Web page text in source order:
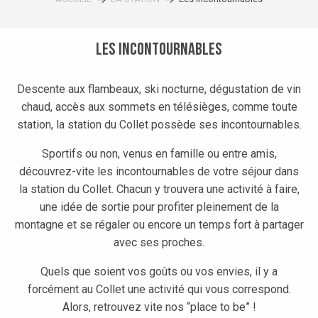
Les incontournables
Descente aux flambeaux, ski nocturne, dégustation de vin
chaud, accès aux sommets en télésièges, comme toute
station, la station du Collet possède ses incontournables.
Sportifs ou non, venus en famille ou entre amis,
découvrez-vite les incontournables de votre séjour dans
la station du Collet. Chacun y trouvera une activité à faire,
une idée de sortie pour profiter pleinement de la
montagne et se régaler ou encore un temps fort à partager
avec ses proches.
Quels que soient vos goûts ou vos envies, il y a
forcément au Collet une activité qui vous correspond.
Alors, retrouvez vite nos “place to be” !